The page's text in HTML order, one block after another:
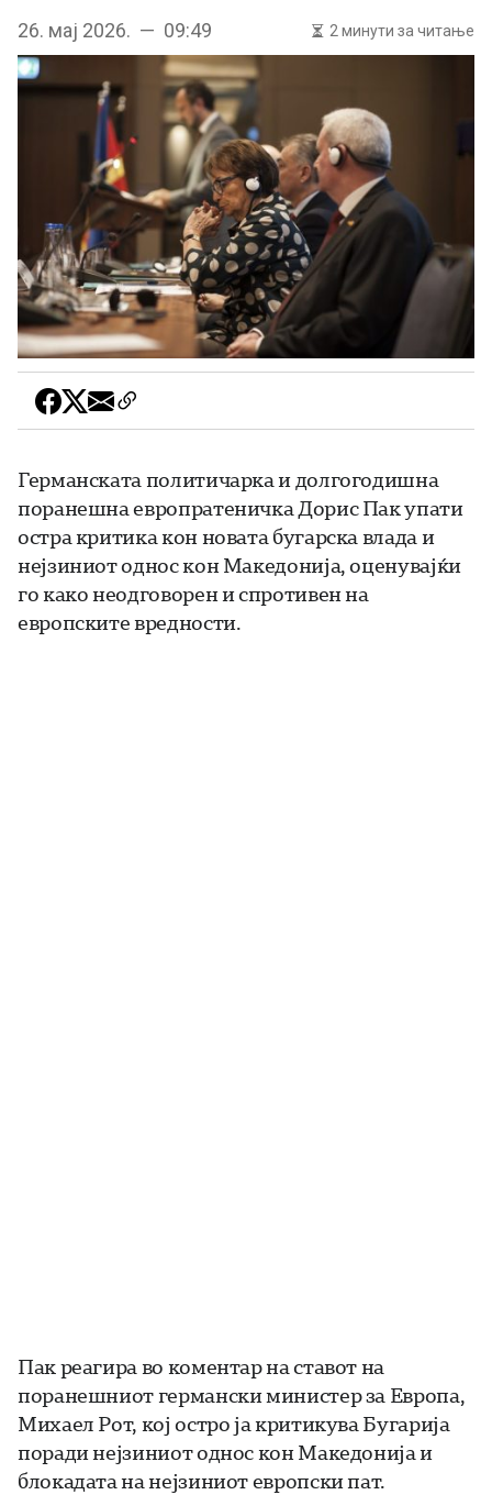
26. мај 2026. — 09:49 2 минути за читање
Германската политичарка и долгогодишна
поранешна европратеничка Дорис Пак упати
остра критика кон новата бугарска влада и
нејзиниот однос кон Македонија, оценувајќи
го како неодговорен и спротивен на
европските вредности.
Пак реагира во коментар на ставот на
поранешниот германски министер за Европа,
Михаел Рот, кој остро ја критикува Бугарија
поради нејзиниот однос кон Македонија и
блокадата на нејзиниот европски пат.